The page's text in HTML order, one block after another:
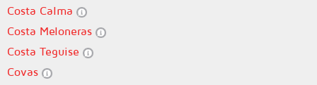
Costa Calma
Costa Meloneras
Costa Teguise
Covas